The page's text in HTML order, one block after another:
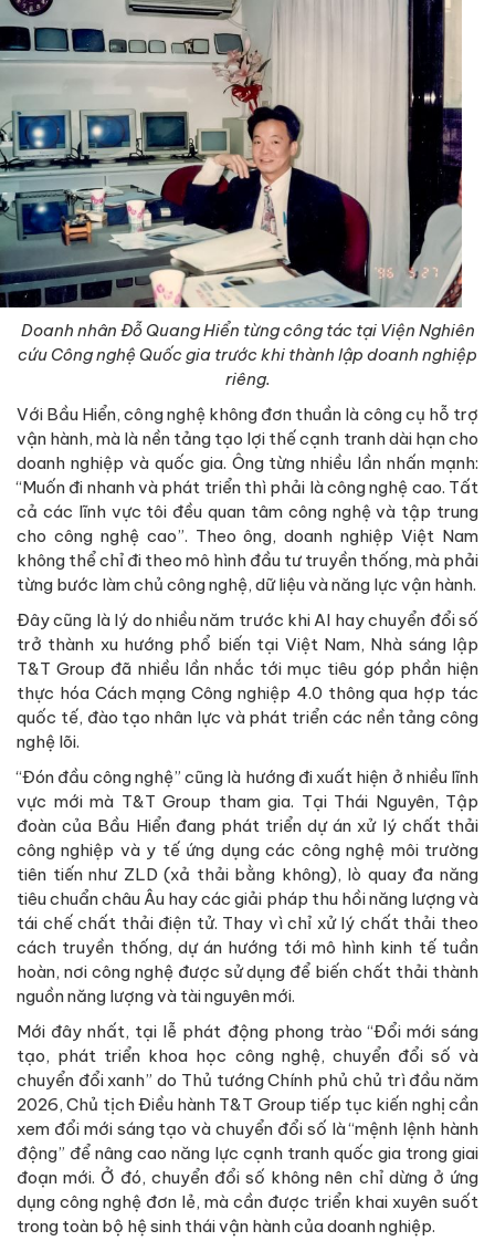
Doanh nhân Đỗ Quang Hiển từng công tác tại Viện Nghiên
cứu Công nghệ Quốc gia trước khi thành lập doanh nghiệp
riêng.
Với Bầu Hiển, công nghệ không đơn thuần là công cụ hỗ trợ
vận hành, mà là nền tảng tạo lợi thế cạnh tranh dài hạn cho
doanh nghiệp và quốc gia. Ông từng nhiều lần nhấn mạnh:
“Muốn đi nhanh và phát triển thì phải là công nghệ cao. Tất
cả các lĩnh vực tôi đều quan tâm công nghệ và tập trung
cho công nghệ cao”. Theo ông, doanh nghiệp Việt Nam
không thể chỉ đi theo mô hình đầu tư truyền thống, mà phải
từng bước làm chủ công nghệ, dữ liệu và năng lực vận hành.
Đây cũng là lý do nhiều năm trước khi AI hay chuyển đổi số
trở thành xu hướng phổ biến tại Việt Nam, Nhà sáng lập
T&T Group đã nhiều lần nhắc tới mục tiêu góp phần hiện
thực hóa Cách mạng Công nghiệp 4.0 thông qua hợp tác
quốc tế, đào tạo nhân lực và phát triển các nền tảng công
nghệ lõi.
“Đón đầu công nghệ” cũng là hướng đi xuất hiện ở nhiều lĩnh
vực mới mà T&T Group tham gia. Tại Thái Nguyên, Tập
đoàn của Bầu Hiển đang phát triển dự án xử lý chất thải
công nghiệp và y tế ứng dụng các công nghệ môi trường
tiên tiến như ZLD (xả thải bằng không), lò quay đa năng
tiêu chuẩn châu Âu hay các giải pháp thu hồi năng lượng và
tái chế chất thải điện tử. Thay vì chỉ xử lý chất thải theo
cách truyền thống, dự án hướng tới mô hình kinh tế tuần
hoàn, nơi công nghệ được sử dụng để biến chất thải thành
nguồn năng lượng và tài nguyên mới.
Mới đây nhất, tại lễ phát động phong trào “Đổi mới sáng
tạo, phát triển khoa học công nghệ, chuyển đổi số và
chuyển đổi xanh” do Thủ tướng Chính phủ chủ trì đầu năm
2026, Chủ tịch Điều hành T&T Group tiếp tục kiến nghị cần
xem đổi mới sáng tạo và chuyển đổi số là “mệnh lệnh hành
động” để nâng cao năng lực cạnh tranh quốc gia trong giai
đoạn mới. Ở đó, chuyển đổi số không nên chỉ dừng ở ứng
dụng công nghệ đơn lẻ, mà cần được triển khai xuyên suốt
trong toàn bộ hệ sinh thái vận hành của doanh nghiệp.